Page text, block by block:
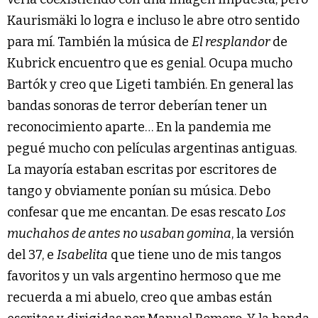
Kaurismäki lo logra e incluso le abre otro sentido
para mí. También la música de El resplandorde
Kubrick encuentro que es genial. Ocupa mucho
Bartók y creo que Ligeti también. En general las
bandas sonoras de terror deberían tener un
reconocimiento aparte… En la pandemia me
pegué mucho con películas argentinas antiguas.
La mayoría estaban escritas por escritores de
tango y obviamente ponían su música. Debo
confesar que me encantan. De esas rescatoLos
muchahos de antes no usaban gomina, la versión
del 37, e Isabelita que tiene uno de mis tangos
favoritos y un vals argentino hermoso que me
recuerda a mi abuelo, creo que ambas están